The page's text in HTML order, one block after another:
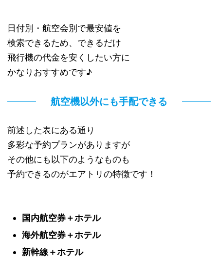
日付別・航空会別で最安値を
検索できるため、できるだけ
飛行機の代金を安くしたい方に
かなりおすすめです♪
航空機以外にも手配できる
前述した表にある通り
多彩な予約プランがありますが
その他にも以下のようなものも
予約できるのがエアトリの特徴です！
国内航空券＋ホテル
海外航空券＋ホテル
新幹線＋ホテル